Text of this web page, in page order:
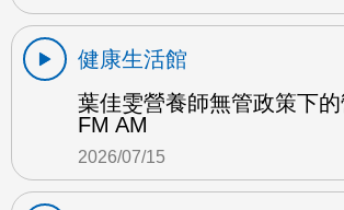
健康生活館
葉佳雯營養師無管政策下
FM AM
2026/07/15